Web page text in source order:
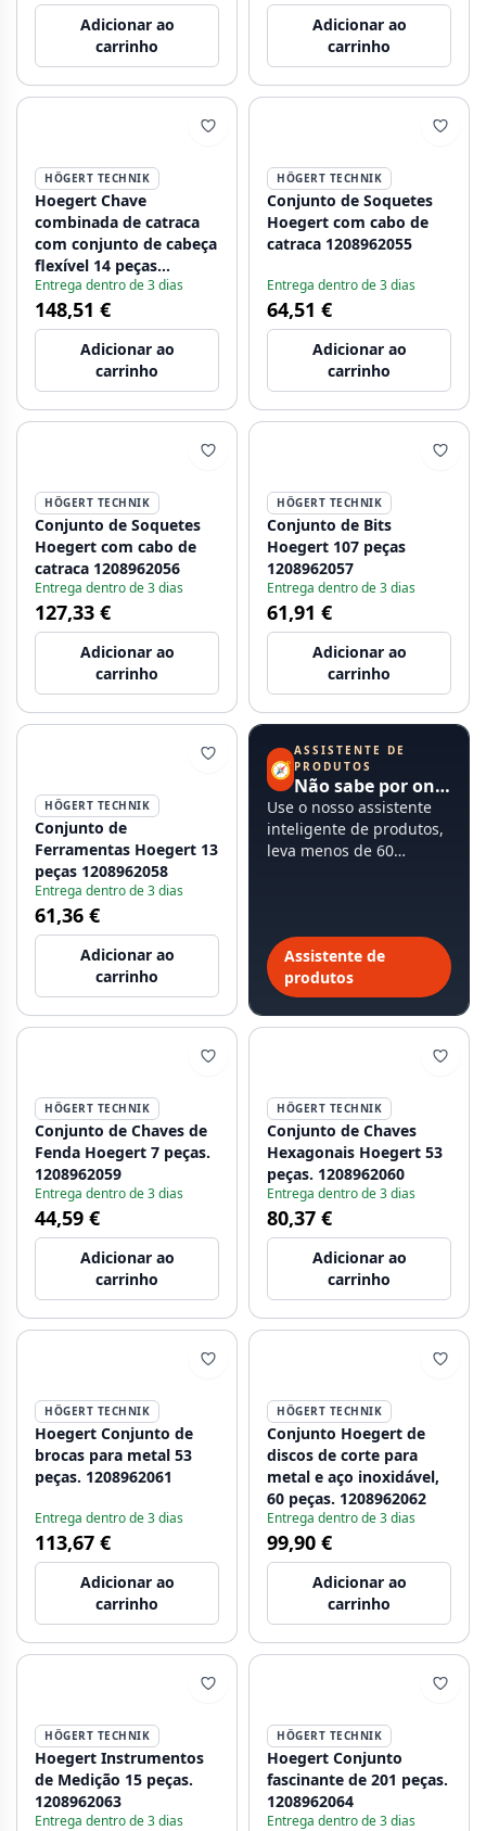
Adicionar ao
carrinho
Adicionar ao
carrinho
HÖGERT TECHNIK
Hoegert Chave
combinada de catraca
com conjunto de cabeça
flexível 14 peças
espuma técnica
1208962054
Entrega dentro de 3 dias
148,51 €
Adicionar ao
carrinho
HÖGERT TECHNIK
Conjunto de Soquetes
Hoegert com cabo de
catraca 1208962055
Entrega dentro de 3 dias
64,51 €
Adicionar ao
carrinho
HÖGERT TECHNIK
Conjunto de Soquetes
Hoegert com cabo de
catraca 1208962056
Entrega dentro de 3 dias
127,33 €
Adicionar ao
carrinho
HÖGERT TECHNIK
Conjunto de Bits
Hoegert 107 peças
1208962057
Entrega dentro de 3 dias
61,91 €
Adicionar ao
carrinho
HÖGERT TECHNIK
Conjunto de
Ferramentas Hoegert 13
peças 1208962058
Entrega dentro de 3 dias
61,36 €
Adicionar ao
carrinho
🧭
ASSISTENTE DE
PRODUTOS
Não sabe por onde começar?
Use o nosso assistente
inteligente de produtos,
leva menos de 60
Assistente de
produtos
HÖGERT TECHNIK
Conjunto de Chaves de
Fenda Hoegert 7 peças.
1208962059
Entrega dentro de 3 dias
44,59 €
Adicionar ao
carrinho
HÖGERT TECHNIK
Conjunto de Chaves
Hexagonais Hoegert 53
peças. 1208962060
Entrega dentro de 3 dias
80,37 €
Adicionar ao
carrinho
HÖGERT TECHNIK
Hoegert Conjunto de
brocas para metal 53
peças. 1208962061
Entrega dentro de 3 dias
113,67 €
Adicionar ao
carrinho
HÖGERT TECHNIK
Conjunto Hoegert de
discos de corte para
metal e aço inoxidável,
60 peças. 1208962062
Entrega dentro de 3 dias
99,90 €
Adicionar ao
carrinho
HÖGERT TECHNIK
Hoegert Instrumentos
de Medição 15 peças.
1208962063
Entrega dentro de 3 dias
HÖGERT TECHNIK
Hoegert Conjunto
fascinante de 201 peças.
1208962064
Entrega dentro de 3 dias